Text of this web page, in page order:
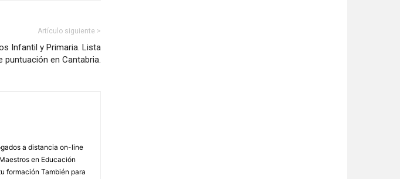
Artículo siguiente >
Infantil y Primaria. Lista
puntuación en Cantabria.
a distancia on-line
en Educación
formación También para